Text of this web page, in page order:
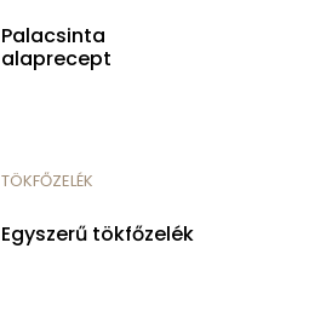
Palacsinta
alaprecept
TÖKFŐZELÉK
Egyszerű tökfőzelék